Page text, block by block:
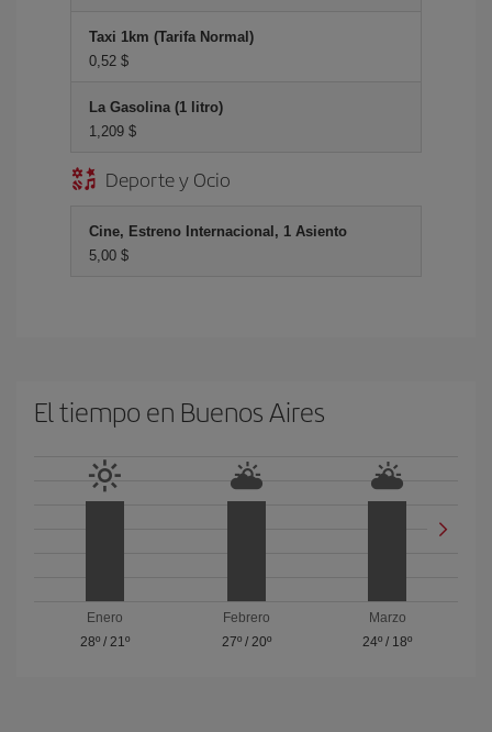
Taxi 1km (Tarifa Normal)
0,52 $
La Gasolina (1 litro)
1,209 $
Deporte y Ocio
Cine, Estreno Internacional, 1 Asiento
5,00 $
El tiempo en Buenos Aires
Enero
28º/ 21º
Febrero
27º/ 20º
Marzo
24º / 18º